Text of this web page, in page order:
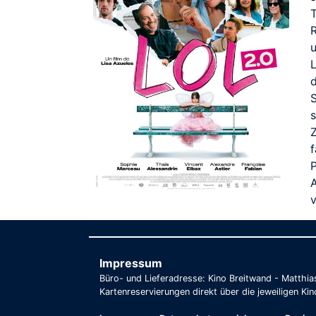
Impressum
Büro- und Lieferadresse: Kino Breitwand -
Kartenreservierungen direkt über die jeweiligen